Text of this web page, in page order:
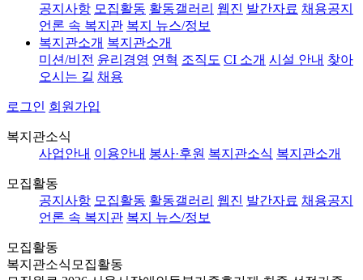
공지사항 모집활동 활동갤러리 웹진 발간자료 채용공지
언론 속 복지관 복지 뉴스/정보
복지관소개 복지관소개
미션/비전 윤리경영 연혁 조직도 CI 소개 시설 안내 찾아
오시는 길 채용
로그인 회원가입
복지관소식
사업안내 이용안내 봉사·후원 복지관소식 복지관소개
모집활동
공지사항 모집활동 활동갤러리 웹진 발간자료 채용공지
언론 속 복지관 복지 뉴스/정보
모집활동
복지관소식 모집활동